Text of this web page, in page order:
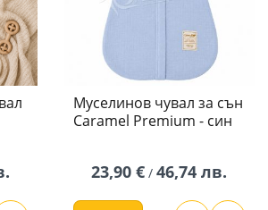
Муселинов чувал за сън
Caramel Premium - син
23,90 € /46,74 лв.